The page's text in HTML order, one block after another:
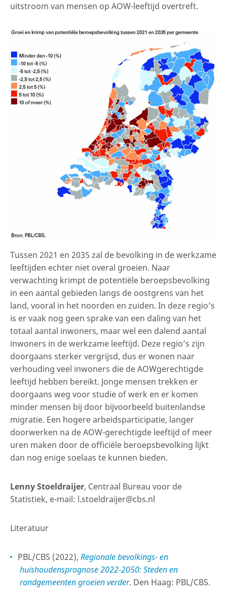
uitstroom van mensen op AOW-leeftijd overtreft.
Tussen 2021 en 2035 zal de bevolking in de werkzame
leeftijden echter niet overal groeien. Naar
verwachting krimpt de potentiële beroepsbevolking
in een aantal gebieden langs de oostgrens van het
land, vooral in het noorden en zuiden. In deze regio’s
is er vaak nog geen sprake van een daling van het
totaal aantal inwoners, maar wel een dalend aantal
inwoners in de werkzame leeftijd. Deze regio’s zijn
doorgaans sterker vergrijsd, dus er wonen naar
verhouding veel inwoners die de AOWgerechtigde
leeftijd hebben bereikt. Jonge mensen trekken er
doorgaans weg voor studie of werk en er komen
minder mensen bij door bijvoorbeeld buitenlandse
migratie. Een hogere arbeidsparticipatie, langer
doorwerken na de AOW-gerechtigde leeftijd of meer
uren maken door de officiële beroepsbevolking lijkt
dan nog enige soelaas te kunnen bieden.
Lenny Stoeldraijer, Centraal Bureau voor de
Statistiek, e-mail: l.stoeldraijer@cbs.nl
Literatuur
PBL/CBS (2022),Regionale bevolkings- en
huishoudensprognose 2022-2050: Steden en
randgemeenten groeien verder. Den Haag: PBL/CBS.